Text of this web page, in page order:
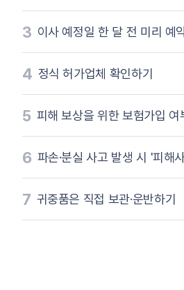
3 이사 예정일 한 달 전 미리 예
4 정식 허가업체 확인하기
5 피해 보상을 위한 보험가입 여
6 파손·분실 사고 발생 시 '피해
7 귀중품은 직접 보관·운반하기